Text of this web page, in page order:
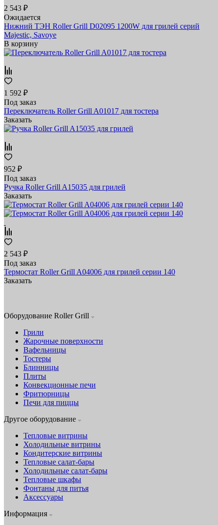
2 543 ₽
Ожидается
Нижний ТЭН Roller Grill D02095 1200W для грилей серий
Majestic, Savoye
В корзину
1 592 ₽
Под заказ
Переключатель Roller Grill A01017 для тостера
Заказать
952 ₽
Под заказ
Ручка Roller Grill A15035 для грилей
Заказать
2 543 ₽
Под заказ
Термостат Roller Grill A04006 для грилей серии 140
Заказать
Оборудование Roller Grill
Грили
Жарочные поверхности
Вафельницы
Тостеры
Блинницы
Плиты
Конвекционные печи
Фритюрницы
Печи для пиццы
Другое оборудование
Тепловые витрины
Холодильные витрины
Кондитерские витрины
Тепловые салат-бары
Холодильные салат-бары
Тепловые шкафы
Фонтаны для питья
Аксессуары
Информация